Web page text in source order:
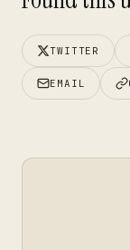
TWITTER
EMAIL